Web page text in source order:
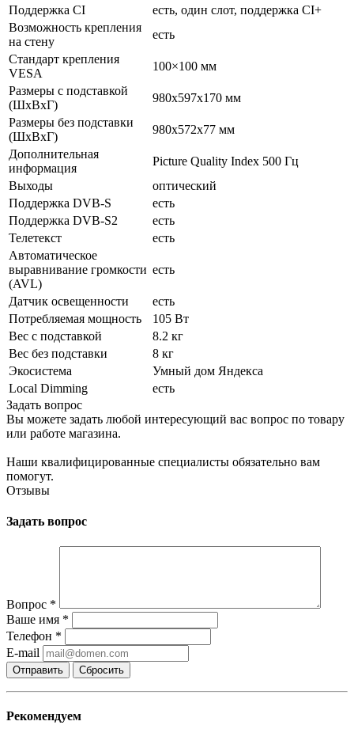
Поддержка CI
есть, один слот, поддержка CI+
Возможность крепления
на стену
есть
Стандарт крепления
VESA
100×100 мм
Размеры с подставкой
(ШxВxГ)
980x597x170 мм
Размеры без подставки
(ШxВxГ)
980x572x77 мм
Дополнительная
информация
Picture Quality Index 500 Гц
Выходы
оптический
Поддержка DVB-S
есть
Поддержка DVB-S2
есть
Телетекст
есть
Автоматическое
выравнивание громкости
(AVL)
есть
Датчик освещенности
есть
Потребляемая мощность
105 Вт
Вес с подставкой
8.2 кг
Вес без подставки
8 кг
Экосистема
Умный дом Яндекса
Local Dimming
есть
Задать вопрос
Вы можете задать любой интересующий вас вопрос по товару
или работе магазина.
Наши квалифицированные специалисты обязательно вам
помогут.
Отзывы
Задать вопрос
Вопрос *
Ваше имя *
Телефон *
E-mail
Сбросить
Рекомендуем